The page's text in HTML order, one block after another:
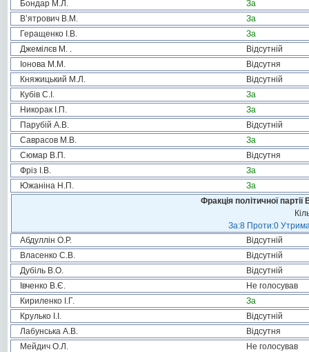
Бондар М.Л.
За
В’ятрович В.М.
За
Геращенко І.В.
За
Джемілєв М. .
Відсутній
Іонова М.М.
Відсутня
Княжицький М.Л.
Відсутній
Кубів С.І.
За
Никорак І.П.
За
Парубій А.В.
Відсутній
Саврасов М.В.
За
Сюмар В.П.
Відсутня
Фріз І.В.
За
Южаніна Н.П.
За
Фракція політичної
За:8 Проти:0
Абдуллін О.Р.
Відсутній
Власенко С.В.
Відсутній
Дубіль В.О.
Відсутній
Івченко В.Є.
Не голосував
Кириленко І.Г.
За
Крулько І.І.
Відсутній
Лабунська А.В.
Відсутня
Мейдич О.Л.
Не голосував